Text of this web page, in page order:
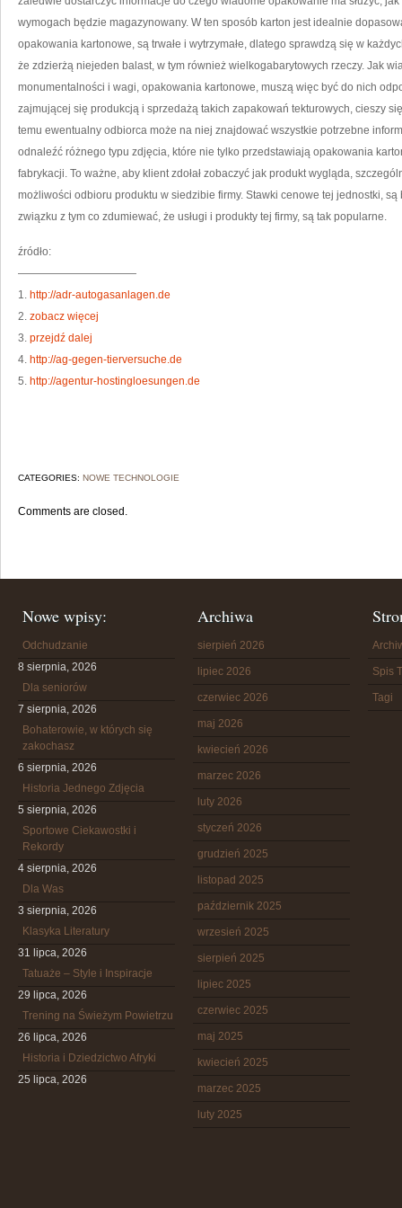
wymogach będzie magazynowany. W ten sposób karton jest idealnie
opakowania kartonowe, są trwałe i wytrzymałe, dlatego sprawdzą się w
że zdzierżą niejeden balast, w tym również wielkogabarytowych rzeczy. Jak
monumentalności i wagi, opakowania kartonowe, muszą więc być do nich
zajmującej się produkcją i sprzedażą takich zapakowań tekturowych, cieszy
temu ewentualny odbiorca może na niej znajdować wszystkie potrzebne
odnaleźć różnego typu zdjęcia, które nie tylko przedstawiają opakowania
fabrykacji. To ważne, aby klient zdołał zobaczyć jak produkt wygląda,
możliwości odbioru produktu w siedzibie firmy. Stawki cenowe tej jednostki,
związku z tym co zdumiewać, że usługi i produkty tej firmy, są tak popularne.
źródło:
———————————
1. http://adr-autogasanlagen.de
2. zobacz więcej
3. przejdź dalej
4. http://ag-gegen-tierversuche.de
5. http://agentur-hostingloesungen.de
CATEGORIES: NOWE TECHNOLOGIE
Comments are closed.
Nowe wpisy:
Odchudzanie
8 sierpnia, 2026
Dla seniorów
7 sierpnia, 2026
Bohaterowie, w których się
zakochasz
6 sierpnia, 2026
Historia Jednego Zdjęcia
5 sierpnia, 2026
Sportowe Ciekawostki i
Rekordy
4 sierpnia, 2026
Dla Was
3 sierpnia, 2026
Klasyka Literatury
31 lipca, 2026
Tatuaże – Style i Inspiracje
29 lipca, 2026
Trening na Świeżym Powietrzu
26 lipca, 2026
Historia i Dziedzictwo Afryki
25 lipca, 2026
Archiwa
sierpień 2026
lipiec 2026
czerwiec 2026
maj 2026
kwiecień 2026
marzec 2026
luty 2026
styczeń 2026
grudzień 2025
listopad 2025
październik 2025
wrzesień 2025
sierpień 2025
lipiec 2025
czerwiec 2025
maj 2025
kwiecień 2025
marzec 2025
luty 2025
Spis
Tagi